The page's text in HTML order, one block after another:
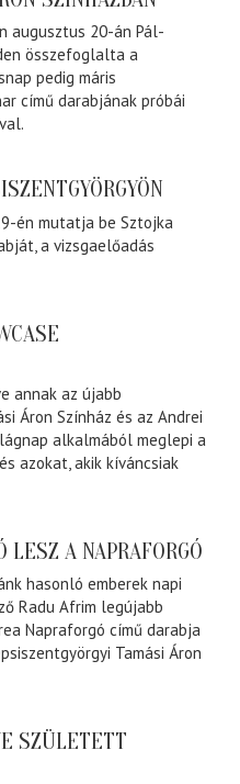
augusztus 20-án Pál-
összefoglalta a
pedig máris
című darabjának próbái
én mutatja be Sztojka
a vizsgaelőadás
annak az újabb
Áron Színház és az Andrei
alkalmából meglepi a
azokat, akik kíváncsiak
A NAPRAFORGÓ
hasonló emberek napi
Radu Afrim legújabb
Napraforgó című darabja
Tamási Áron
SZÜLETETT